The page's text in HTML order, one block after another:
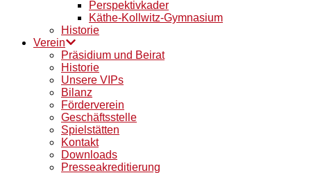
Perspektivkader
Käthe-Kollwitz-Gymnasium
Historie
Verein
Präsidium und Beirat
Historie
Unsere VIPs
Bilanz
Förderverein
Geschäftsstelle
Spielstätten
Kontakt
Downloads
Presseakreditierung